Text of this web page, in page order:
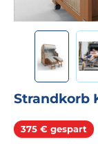
Strandkorb
375 € gespart